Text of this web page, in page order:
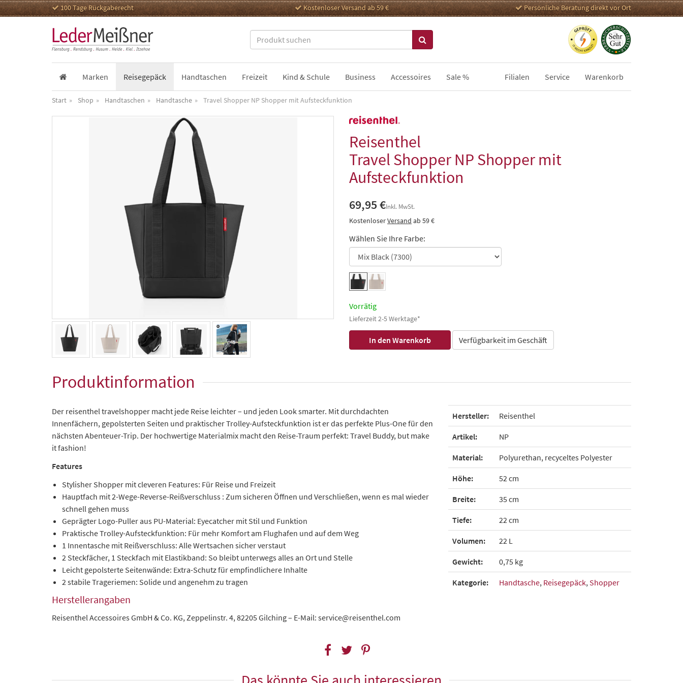
100 Tage Rückgaberecht Kostenloser Versand ab 59 € Persönliche Beratung direkt vor Ort
Marken Reisegepäck Handtaschen Freizeit Kind & Schule Business Accessoires Sale % Filialen Service Warenkorb
Start Shop Handtaschen Handtasche Travel Shopper NP Shopper mit Aufsteckfunktion
Reisenthel
Travel Shopper NP Shopper mit
Aufsteckfunktion
69,95 €Inkl. MwSt.
KostenloserVersand ab 59 €
Wählen Sie Ihre Farbe:
Vorrätig
Lieferzeit 2-5 Werktage*
Verfügbarkeit im Geschäft
Produktinformation
Der reisenthel travelshopper macht jede Reise leichter – und jeden Look smarter. Mit durchdachten
Innenfächern, gepolsterten Seiten und praktischer Trolley-Aufsteckfunktion ist er das perfekte Plus-One für den
nächsten Abenteuer-Trip. Der hochwertige Materialmix macht den Reise-Traum perfekt: Travel Buddy, but make
it fashion!
Features
Stylisher Shopper mit cleveren Features: Für Reise und Freizeit
Hauptfach mit 2-Wege-Reverse-Reißverschluss : Zum sicheren Öffnen und Verschließen, wenn es mal wieder
schnell gehen muss
Geprägter Logo-Puller aus PU-Material: Eyecatcher mit Stil und Funktion
Praktische Trolley-Aufsteckfunktion: Für mehr Komfort am Flughafen und auf dem Weg
1 Innentasche mit Reißverschluss: Alle Wertsachen sicher verstaut
2 Steckfächer, 1 Steckfach mit Elastikband: So bleibt unterwegs alles an Ort und Stelle
Leicht gepolsterte Seitenwände: Extra-Schutz für empfindlichere Inhalte
2 stabile Trageriemen: Solide und angenehm zu tragen
Herstellerangaben
Reisenthel Accessoires GmbH & Co. KG, Zeppelinstr. 4, 82205 Gilching – E-Mail: service@reisenthel.com
Hersteller: Reisenthel
Artikel: NP
Material: Polyurethan, recyceltes Polyester
Höhe: 52 cm
Breite: 35 cm
Tiefe: 22 cm
Volumen: 22 L
Gewicht: 0,75 kg
Kategorie: Handtasche, Reisegepäck,Shopper